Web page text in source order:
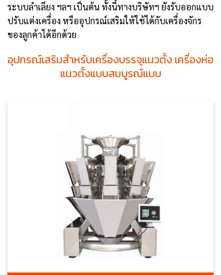
ระบบลำเลียง ฯลฯ เป็นต้น ทั้งนี้ทางบริษัทฯ ยังรับออกแบบ
ปรับแต่งเครื่อง หรืออุปกรณ์เสริมให้ใช้ได้กับเครื่องจักร
ของลูกค้าได้อีกด้วย
อุปกรณ์เสริมสำหรับเครื่องบรรจุแนวตั้ง เครื่องห่อ
แนวตั้งแบบสมบูรณ์แบบ